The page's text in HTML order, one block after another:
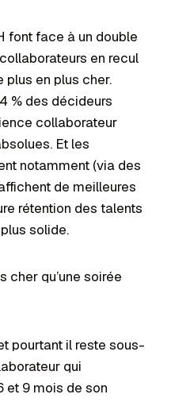
font face à un double
en recul
plus en plus cher.
% des décideurs
collaborateur
Et les
notamment (via des
de meilleures
rétention des talents
solide.
cher qu’une soirée
pourtant il reste sous-
qui
et 9 mois de son